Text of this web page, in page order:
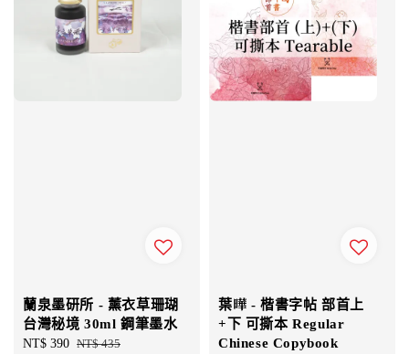
蘭泉墨研所 - 薰衣草珊瑚
台灣秘境 30ml 鋼筆墨水
Sale
NT$ 390 Regular
NT$ 435
葉曄 - 楷書字帖 部首上
+下 可撕本 Regular
Chinese Copybook